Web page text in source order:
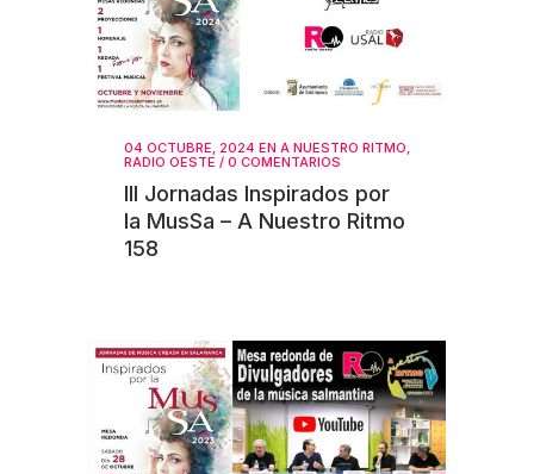
04 OCTUBRE, 2024 EN A NUESTRO RITMO
RADIO OESTE / 0 COMENTARIOS
III Jornadas Inspirados por
la MusSa – A Nuestro Ritmo
158